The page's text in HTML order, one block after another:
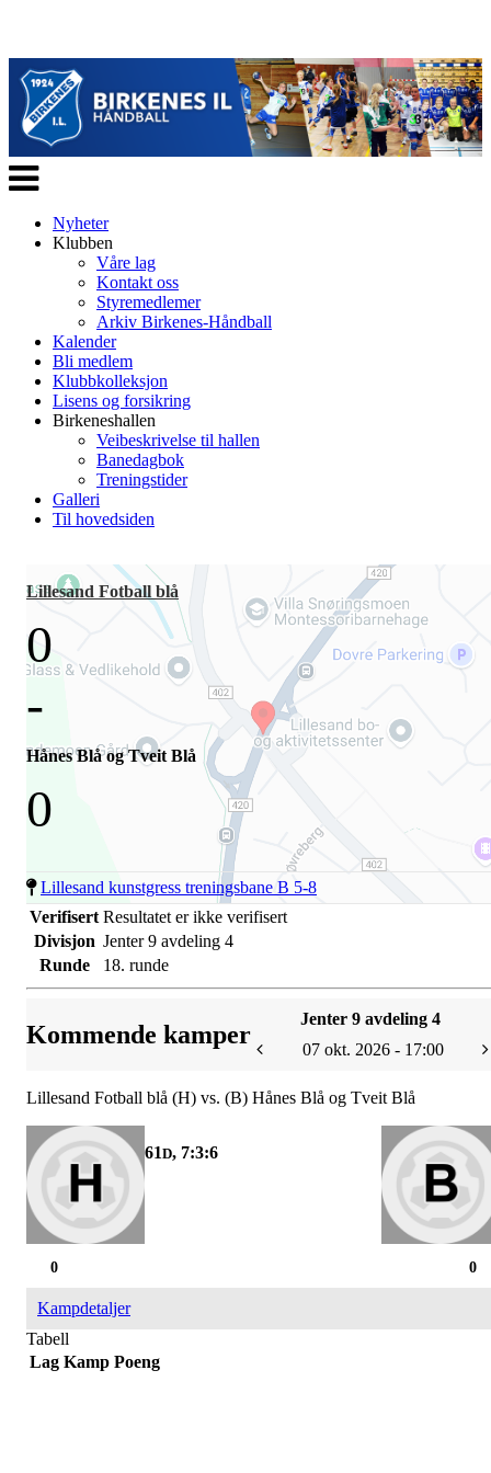
Veksle
navigasjon
Nyheter
Klubben
Våre lag
Kontakt oss
Styremedlemer
Arkiv Birkenes-Håndball
Kalender
Bli medlem
Klubbkolleksjon
Lisens og forsikring
Birkeneshallen
Veibeskrivelse til hallen
Banedagbok
Treningstider
Galleri
Til hovedsiden
Lillesand Fotball blå
0
-
Hånes Blå og Tveit Blå
0
Lillesand kunstgress treningsbane B 5-8
Verifisert Resultatet er ikke verifisert
Divisjon Jenter 9 avdeling 4
Runde
18. runde
Kommende kamper
Jenter 9 avdeling 4
07 okt. 2026 - 17:00
Lillesand Fotball blå (H) vs. (B) Hånes Blå og Tveit Blå
61D, 7:3:6
0
0
Kampdetaljer
Tabell
Lag Kamp Poeng